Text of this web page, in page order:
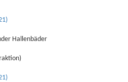
Hallenbäder